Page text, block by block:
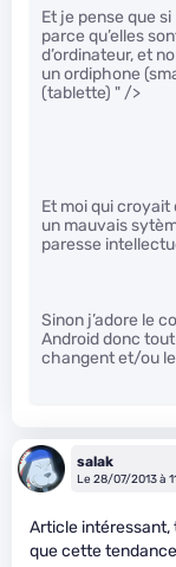
Et je pense que
parce qu’elles
d’ordinateur, et
un ordiphone
(tablette) " />
Et moi qui croyait
un mauvais
paresse
Sinon j’adore le
Android donc
changent et/ou
salak
Le 28/07/2013 à
Article intéressant,
que cette